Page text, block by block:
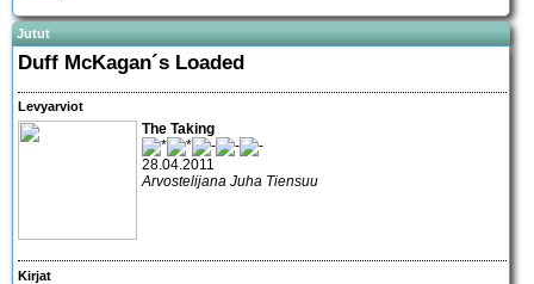
Jutut
Duff McKagan´s Loaded
Levyarviot
The Taking
28.04.2011
Arvostelijana Juha Tiensuu
Kirjat